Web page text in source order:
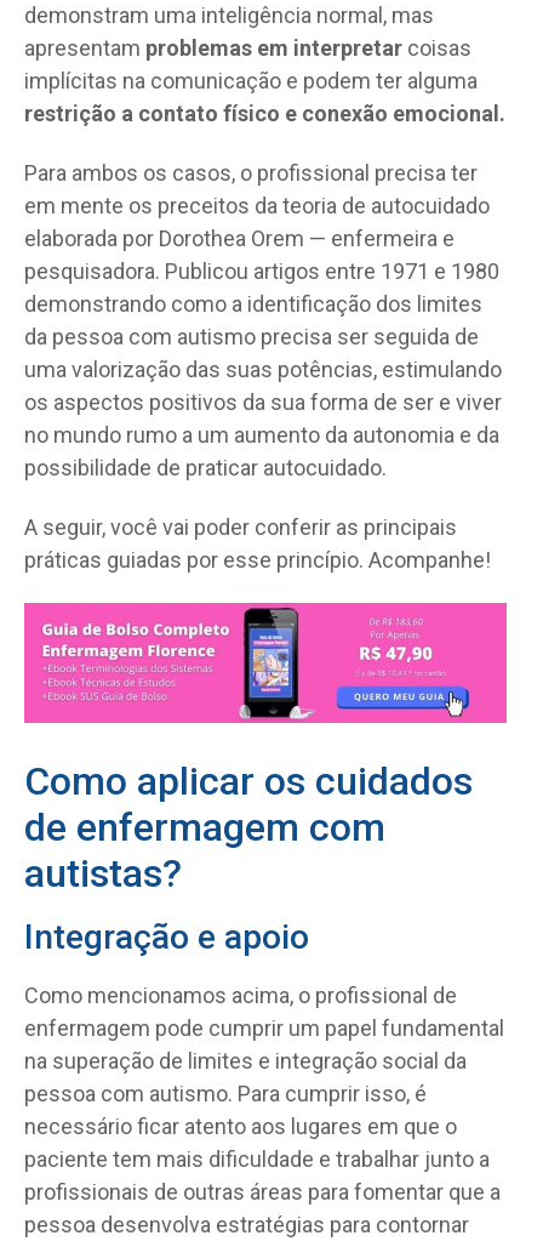
demonstram uma inteligência normal, mas
apresentam problemas em interpretar coisas
implícitas na comunicação e podem ter alguma
restrição a contato físico e conexão emocional.
Para ambos os casos, o profissional precisa ter
em mente os preceitos da teoria de autocuidado
elaborada por Dorothea Orem — enfermeira e
pesquisadora. Publicou artigos entre 1971 e 1980
demonstrando como a identificação dos limites
da pessoa com autismo precisa ser seguida de
uma valorização das suas potências, estimulando
os aspectos positivos da sua forma de ser e viver
no mundo rumo a um aumento da autonomia e da
possibilidade de praticar autocuidado.
A seguir, você vai poder conferir as principais
práticas guiadas por esse princípio. Acompanhe!
Como aplicar os cuidados
de enfermagem com
autistas?
Integração e apoio
Como mencionamos acima, o profissional de
enfermagem pode cumprir um papel fundamental
na superação de limites e integração social da
pessoa com autismo. Para cumprir isso, é
necessário ficar atento aos lugares em que o
paciente tem mais dificuldade e trabalhar junto a
profissionais de outras áreas para fomentar que a
pessoa desenvolva estratégias para contornar